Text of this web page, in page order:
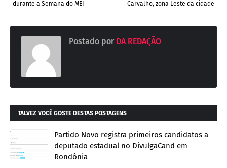
Carvalho, zona Leste da cidade
durante a Semana do MEI
Postado por DA REDAÇÃO
TALVEZ VOCÊ GOSTE DESTAS POSTAGENS
Partido Novo registra primeiros candidatos a
deputado estadual no DivulgaCand em
Rondônia